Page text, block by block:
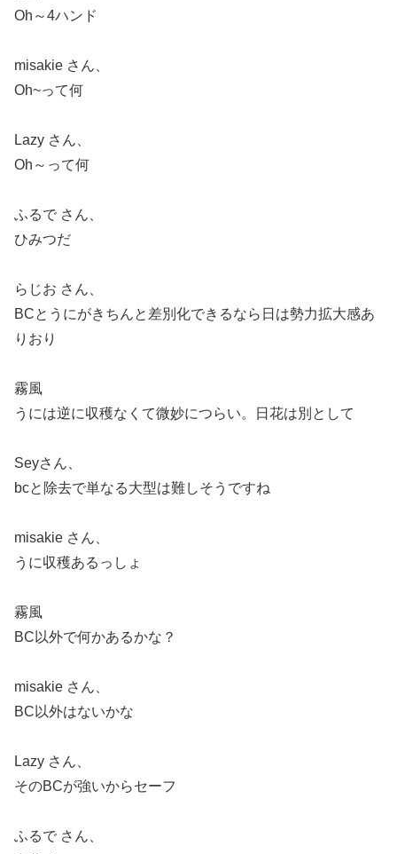
Oh～4ハンド
misakie さん、
Oh~って何
Lazy さん、
Oh～って何
ふるで さん、
ひみつだ
らじお さん、
BCとうにがきちんと差別化できるなら日は勢力拡大感あ
りおり
霧風
うには逆に収穫なくて微妙につらい。日花は別として
Seyさん、
bcと除去で単なる大型は難しそうですね
misakie さん、
うに収穫あるっしょ
霧風
BC以外で何かあるかな？
misakie さん、
BC以外はないかな
Lazy さん、
そのBCが強いからセーフ
ふるで さん、